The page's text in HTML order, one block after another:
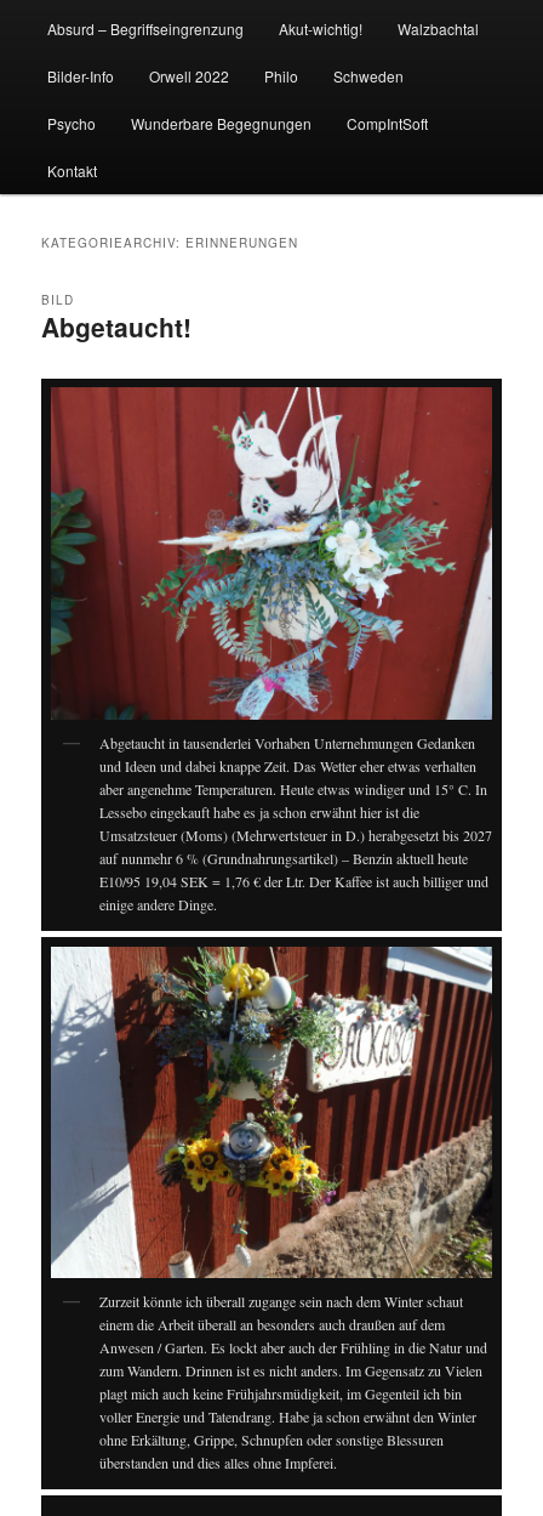
Absurd – Begriffseingrenzung Akut-wichtig! Walzbachtal
Bilder-Info Orwell 2022 Philo Schweden
Psycho Wunderbare Begegnungen CompIntSoft
Kontakt
KATEGORIEARCHIV: ERINNERUNGEN
Abgetaucht!
BILD
Abgetaucht in tausenderlei Vorhaben Unternehmungen Gedanken
und Ideen und dabei knappe Zeit. Das Wetter eher etwas verhalten
aber angenehme Temperaturen. Heute etwas windiger und 15° C. In
Lessebo eingekauft habe es ja schon erwähnt hier ist die
Umsatzsteuer (Moms) (Mehrwertsteuer in D.) herabgesetzt bis 2027
auf nunmehr 6 % (Grundnahrungsartikel) – Benzin aktuell heute
E10/95 19,04 SEK = 1,76 € der Ltr. Der Kaffee ist auch billiger und
einige andere Dinge.
Zurzeit könnte ich überall zugange sein nach dem Winter schaut
einem die Arbeit überall an besonders auch draußen auf dem
Anwesen / Garten. Es lockt aber auch der Frühling in die Natur und
zum Wandern. Drinnen ist es nicht anders. Im Gegensatz zu Vielen
plagt mich auch keine Frühjahrsmüdigkeit, im Gegenteil ich bin
voller Energie und Tatendrang. Habe ja schon erwähnt den Winter
ohne Erkältung, Grippe, Schnupfen oder sonstige Blessuren
überstanden und dies alles ohne Impferei.